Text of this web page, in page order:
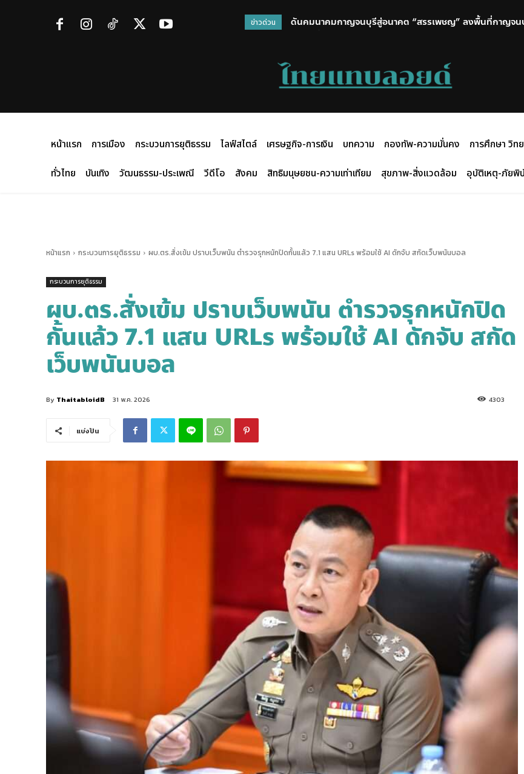
ข่าวด่วน
“พูนศักดิ์” ขอบคุณ รมว.อุตสาหกรรม ที่เร่งตรวจพื้นที่โรงงาน
หน้าแรก การเมือง กระบวนการยุติธรรม ไลฟ์สไตล์ เศรษฐกิจ-การเงิน บทความ กองทัพ-ความมั่นคง การศึกษา วิท
ทั่วไทย
บันเทิง วัฒนธรรม-ประเพณี วีดีโอ สังคม สิทธิมนุษยชน-ความเท่าเทียม สุขภาพ-สิ่งแวดล้อม อุบัติเหตุ-ภัยพิ
หน้าแรก กระบวนการยุติธรรม ผบ.ตร.สั่งเข้ม ปราบเว็บพนัน ตำรวจรุกหนักปิดกั้นแล้ว 7.1 แสน URLs พร้อมใช้ AI ดักจับ สกัดเว็บพนันบอล
กระบวนการยุติธรรม
ผบ.ตร.สั่งเข้ม ปราบเว็บพนัน ตำรวจรุกหนักปิด
กั้นแล้ว 7.1 แสน URLs พร้อมใช้ AI ดักจับ สกัด
เว็บพนันบอล
By ThaitabloidB 31 พ.ค. 2026 4303
แบ่งปัน